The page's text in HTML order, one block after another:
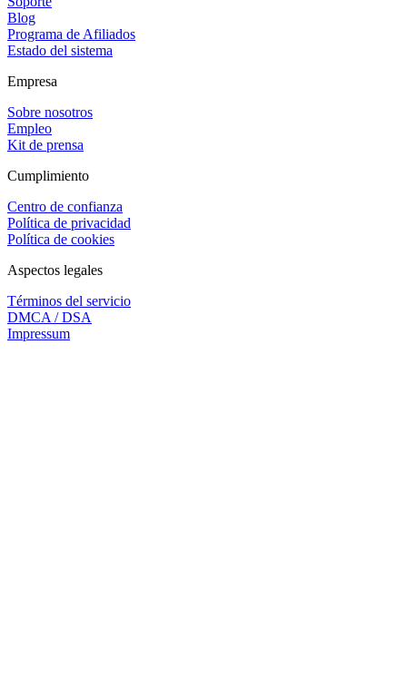
Blog
Programa de Afiliados
Estado del sistema
Empresa
Sobre nosotros
Empleo
Kit de prensa
Cumplimiento
Centro de confianza
Política de privacidad
Política de cookies
Aspectos legales
Términos del servicio
DMCA / DSA
Impressum